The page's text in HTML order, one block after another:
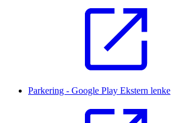
Parkering - Google Play Ekstern lenke